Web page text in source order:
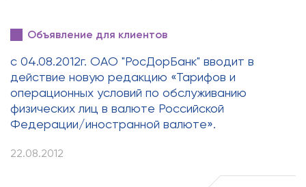
Объявление для клиентов
с 04.08.2012г. ОАО "РосДорБанк" вводит в
действие новую редакцию «Тарифов и
операционных условий по обслуживанию
физических лиц в валюте Российской
Федерации/иностранной валюте».
22.08.2012